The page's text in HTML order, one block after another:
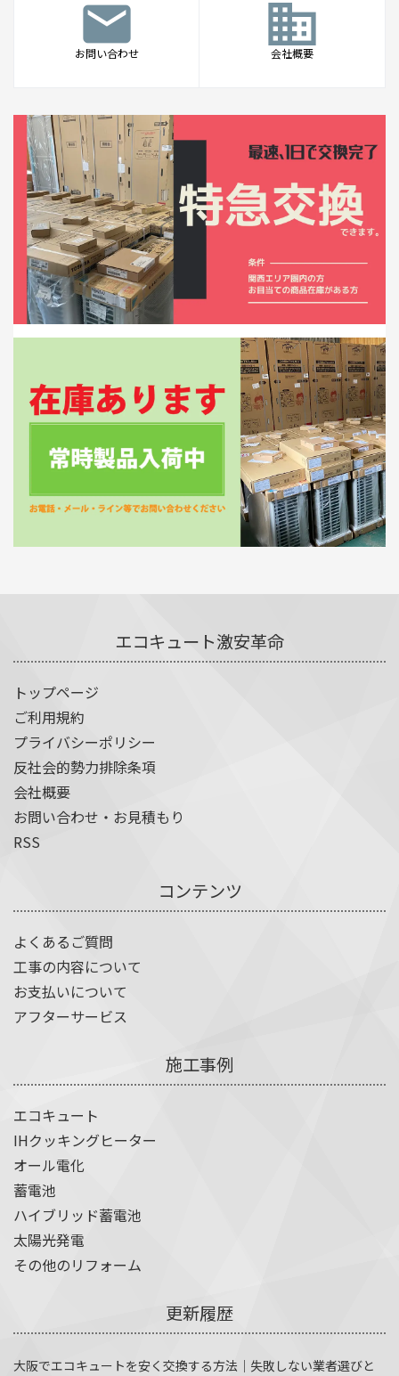
mail
お問い合わせ
business
会社概要
エコキュート激安革命
トップページ
ご利用規約
プライバシーポリシー
反社会的勢力排除条項
会社概要
お問い合わせ・お見積もり
RSS
コンテンツ
よくあるご質問
工事の内容について
お支払いについて
アフターサービス
施工事例
エコキュート
IHクッキングヒーター
オール電化
蓄電池
ハイブリッド蓄電池
太陽光発電
その他のリフォーム
更新履歴
大阪でエコキュートを安く交換する方法｜失敗しない業者選びと